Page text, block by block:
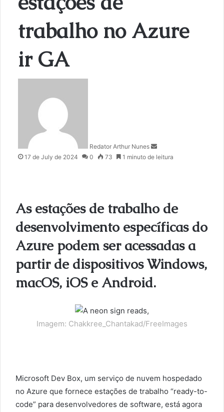
trabalho no Azure
ir GA
Redator Arthur Nunes
m
17 de July de 2024 0 73 1 minuto de leitura
As estações de trabalho de
desenvolvimento específicas do
Azure podem ser acessadas a
partir de dispositivos Windows,
macOS, iOS e Android.
Imagem: Chakkree_Chantakad/FreeImages
Microsoft Dev Box, um serviço de nuvem hospedado
no Azure que fornece estações de trabalho “ready-to-
code” para desenvolvedores de software, está agora